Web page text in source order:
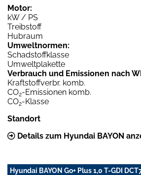
Motor:
kW / PS
Treibstoff
Hubraum
Umweltnormen:
Schadstoffklasse
Umweltplakette
Verbrauch und Emissionen nach
Kraftstoffverbr. komb.
CO2-Emissionen komb.
CO2-Klasse
Standort
Details zum Hyundai BAYON
Hyundai BAYON Go+ Plus 1,0 T-GDI